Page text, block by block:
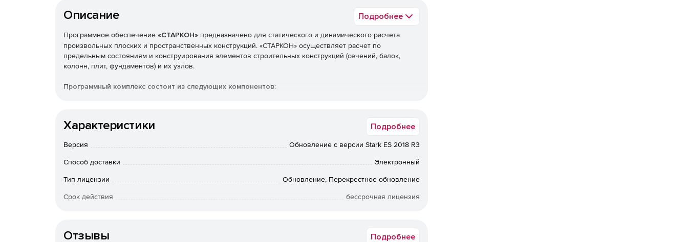
Описание Подробнее
Программное обеспечение «СТАРКОН» предназначено для статического и динамического расчета
произвольных плоских и пространственных конструкций. «СТАРКОН» осуществляет расчет по
предельным состояниям и конструирования элементов строительных конструкций (сечений, балок,
колонн, плит, фундаментов) и их узлов.
Программный комплекс состоит из следующих компонентов:
основе метода конечных элементов.
ПК TouchAt / Poseidon – модули для управления проектами и построения расчетных схем STARK ES.
конструкций.
ПК СпИн – электронный справочник-калькулятор для проектировщиков и инженеров-строителей.
Характеристики Подробнее
Версия Обновление с версии Stark ES 2018 R3
Способ доставки Электронный
Тип лицензии Обновление, Перекрестное обновление
Срок действия бессрочная лицензия
Отзывы Подробнее